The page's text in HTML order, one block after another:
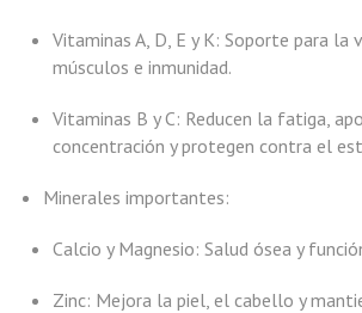
Vitaminas A, D, E y K: Soporte para la
músculos e inmunidad.
Vitaminas B y C: Reducen la fatiga,
concentración y protegen contra el
Minerales importantes:
Calcio y Magnesio: Salud ósea y
Zinc: Mejora la piel, el cabello y